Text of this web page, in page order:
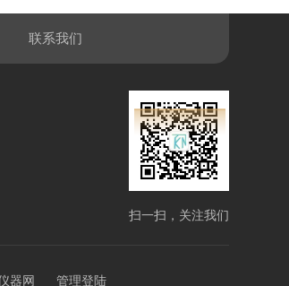
联系我们
扫一扫，关注我们
器网 管理登陆